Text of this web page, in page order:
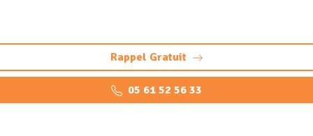
Rappel Gratuit
05 61 52 56 33